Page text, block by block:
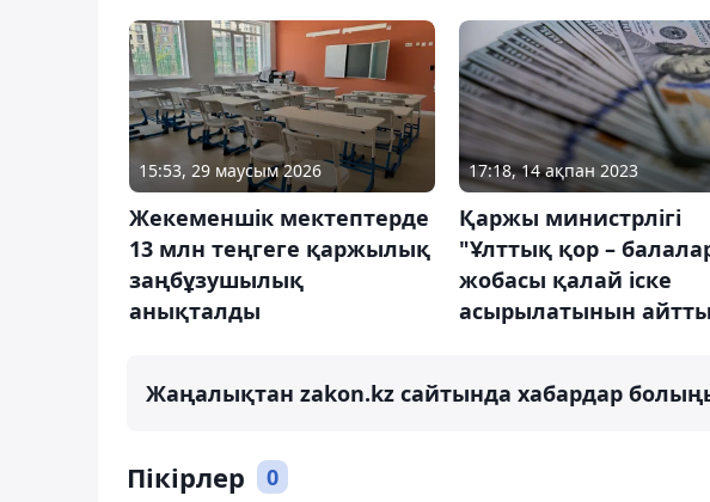
15:53, 29 маусым 2026
Жекеменшік мектептерде
13 млн теңгеге қаржылық
заңбұзушылық
анықталды
17:18, 14 ақпан 2023
Қаржы министрлігі
"Ұлттық қор –
жобасы қалай іске
асырылатынын айтты
Жаңалықтан zakon.kz сайтында хабардар
Пікірлер 0